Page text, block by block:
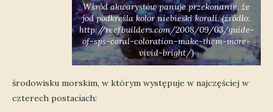
Wśród akwarystów panuje przekonanie, że
jod podkreśla kolor niebieski korali. (źródło:
http://reefbuilders.com/2008/09/03/guide-
of-sps-coral-coloration-make-them-more-
vivid-bright/)
środowisku morskim, w którym występuje w najczęściej w
czterech postaciach: